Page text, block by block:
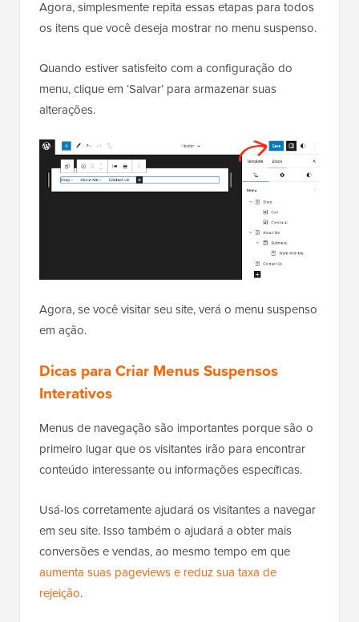
Agora, simplesmente repita essas etapas para todos
os itens que você deseja mostrar no menu suspenso.
Quando estiver satisfeito com a configuração do
menu, clique em ‘Salvar’ para armazenar suas
alterações.
Agora, se você visitar seu site, verá o menu suspenso
em ação.
Dicas para Criar Menus Suspensos
Interativos
Menus de navegação são importantes porque são o
primeiro lugar que os visitantes irão para encontrar
conteúdo interessante ou informações específicas.
Usá-los corretamente ajudará os visitantes a navegar
em seu site. Isso também o ajudará a obter mais
conversões e vendas, ao mesmo tempo em que
aumenta suas pageviews e reduz sua taxa de
rejeição.